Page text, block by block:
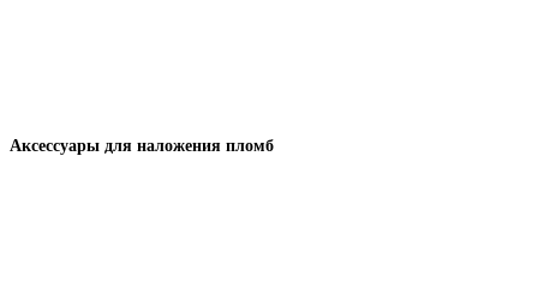
Аксессуары для наложения пломб